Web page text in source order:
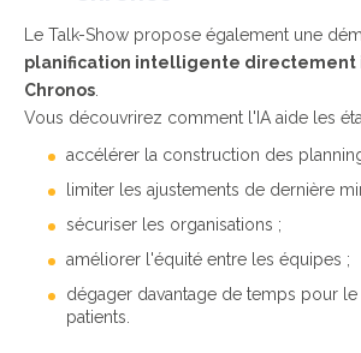
Le Talk-Show propose également une
planification intelligente directement
Chronos
Vous découvrirez comment l'IA aide les
accélérer la construction des
limiter les ajustements de dernière
sécuriser les organisations ;
améliorer l'équité entre les équipes ;
dégager davantage de temps pour
patients.